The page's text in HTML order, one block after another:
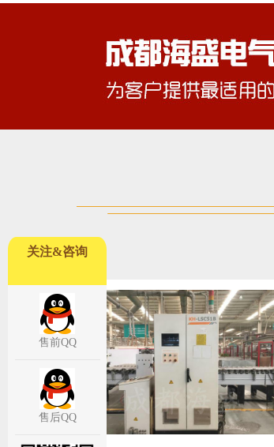
关注&咨询
售前QQ
售后QQ